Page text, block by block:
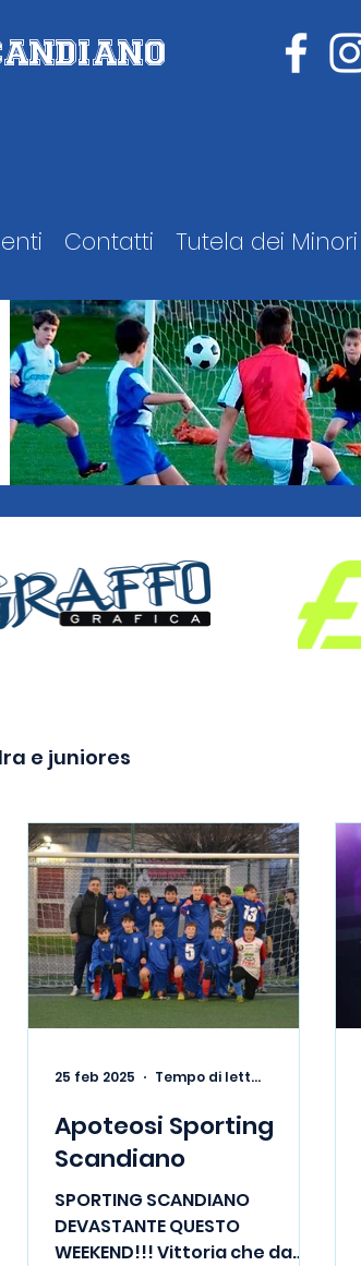
Contatti Tutela dei Minori
e juniores
Apoteosi Sporting
Scandiano
SPORTING SCANDIANO
DEVASTANTE QUESTO
WEEKEND!!! Vittoria che da
25 feb 2025 Tempo di lettura: 1 min